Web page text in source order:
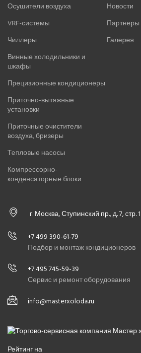
Осушители воздуха
VRF-системы
Чиллеры
Винные холодильники и
шкафы
Прецизионные кондиционеры
Приточно-вытяжные
установки
Приточные очистители
воздуха, бризеры
Тепловые насосы
Компрессорно-
конденсаторные блоки
Новости
Партнеры
Галерея
г. Москва, Ступинский пр., д. 7, стр. 1
+7 499 390-61-79
Подбор и монтаж кондиционеров
+7 495 745-59-39
Сервис и ремонт оборудования
info@masterxoloda.ru
Рейтинг на